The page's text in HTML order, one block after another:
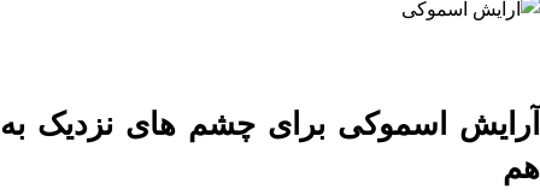
آرایش اسموکی برای چشم های نزدیک به
هم